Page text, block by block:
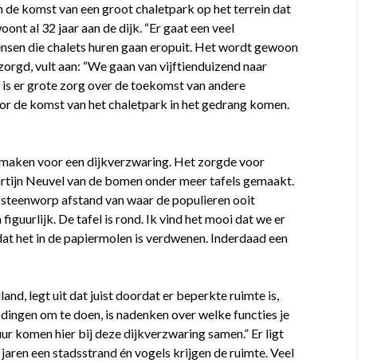
komst van een groot chaletpark op het terrein dat
al 32 jaar aan de dijk. “Er gaat een veel
die chalets huren gaan eropuit. Het wordt gewoon
vult aan: “We gaan van vijftienduizend naar
er grote zorg over de toekomst van andere
de komst van het chaletpark in het gedrang komen.
voor een dijkverzwaring. Het zorgde voor
Neuvel van de bomen onder meer tafels gemaakt.
afstand van waar de populieren ooit
De tafel is rond. Ik vind het mooi dat we er
het in de papiermolen is verdwenen. Inderdaad een
legt uit dat juist doordat er beperkte ruimte is,
om te doen, is nadenken over welke functies je
komen hier bij deze dijkverzwaring samen.” Er ligt
een stadsstrand én vogels krijgen de ruimte. Veel